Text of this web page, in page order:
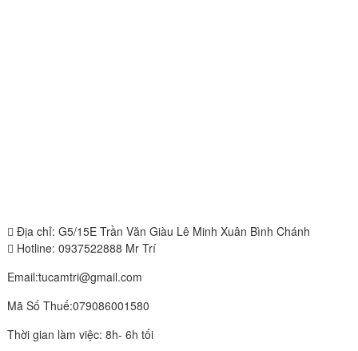
Địa chỉ: G5/15E Trần Văn Giàu Lê Minh Xuân Bình Chánh
Hotline: 0937522888 Mr Trí
Email:tucamtri@gmail.com
Mã Số Thuế:079086001580
Thời gian làm việc: 8h- 6h tối